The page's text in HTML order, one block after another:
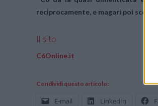
reciprocamente, e magari poi
Il sito
C6Online.it
Condividi questo articolo:
E-mail LinkedIn